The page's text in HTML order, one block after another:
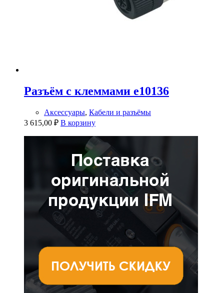
Разъём с клеммами e10136
Аксессуары, Кабели и разъёмы
3 615,00 ₽ В корзину